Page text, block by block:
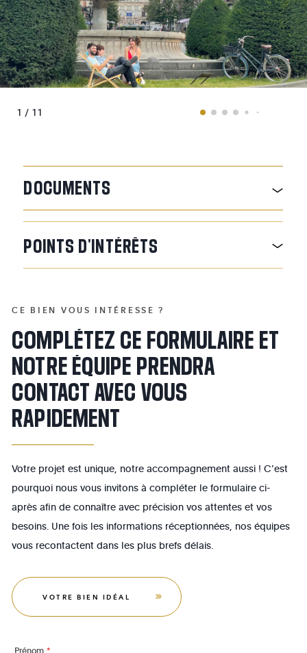
1 / 11
DOCUMENTS
POINTS D'INTÉRÊTS
CE BIEN VOUS INTÉRESSE ?
COMPLÉTEZ CE FORMULAIRE ET
NOTRE ÉQUIPE PRENDRA
CONTACT AVEC VOUS
RAPIDEMENT
Votre projet est unique, notre accompagnement aussi ! C’est
pourquoi nous vous invitons à compléter le formulaire ci-
après afin de connaître avec précision vos attentes et vos
besoins. Une fois les informations réceptionnées, nos équipes
vous recontactent dans les plus brefs délais.
VOTRE BIEN IDÉAL
Prénom *